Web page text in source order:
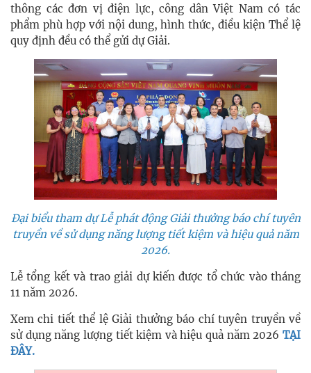
thông các đơn vị điện lực, công dân Việt Nam có tác
phẩm phù hợp với nội dung, hình thức, điều kiện Thể lệ
quy định đều có thể gửi dự Giải.
Đại biểu tham dự Lễ phát động Giải thưởng báo chí tuyên
truyền về sử dụng năng lượng tiết kiệm và hiệu quả năm
2026.
Lễ tổng kết và trao giải dự kiến được tổ chức vào tháng
11 năm 2026.
Xem chi tiết thể lệ Giải thưởng báo chí tuyên truyền về
sử dụng năng lượng tiết kiệm và hiệu quả năm 2026 TẠI
ĐÂY.